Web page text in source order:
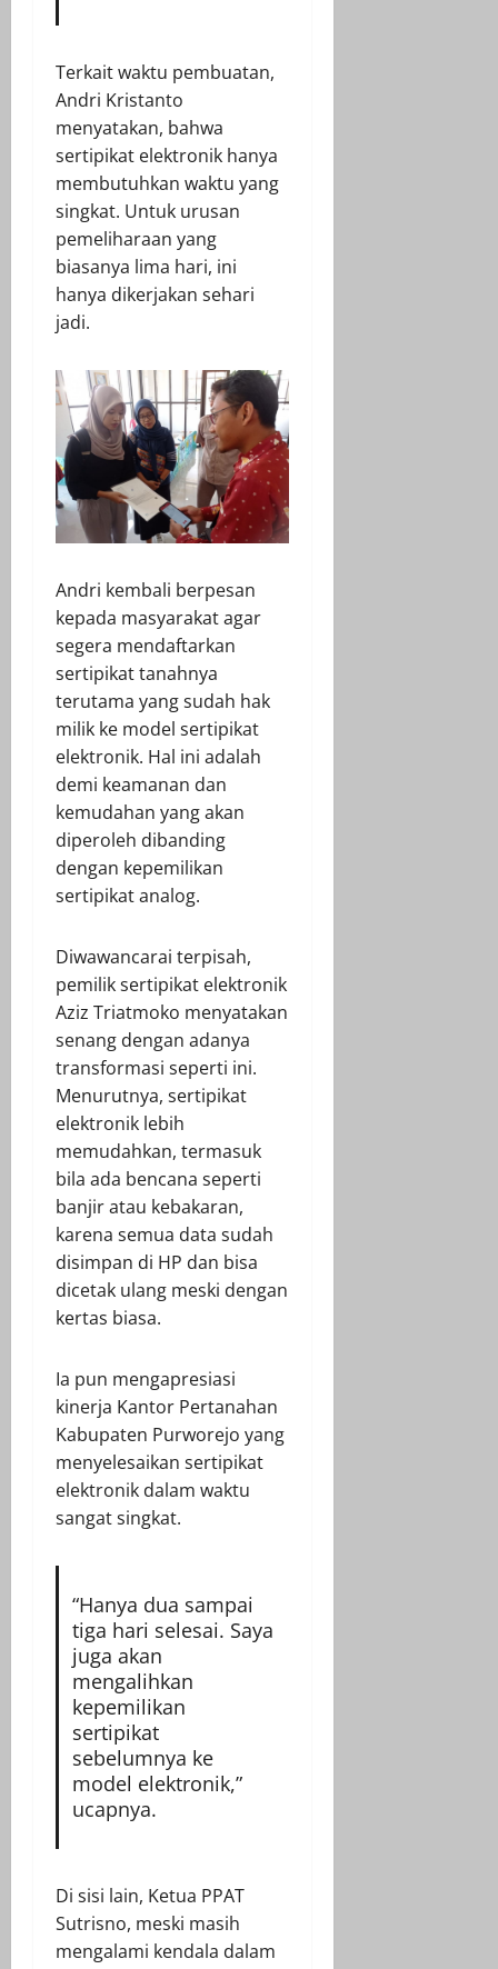
Terkait waktu pembuatan,
Andri Kristanto
menyatakan, bahwa
sertipikat elektronik hanya
membutuhkan waktu yang
singkat. Untuk urusan
pemeliharaan yang
biasanya lima hari, ini
hanya dikerjakan sehari
jadi.
Andri kembali berpesan
kepada masyarakat agar
segera mendaftarkan
sertipikat tanahnya
terutama yang sudah hak
milik ke model sertipikat
elektronik. Hal ini adalah
demi keamanan dan
kemudahan yang akan
diperoleh dibanding
dengan kepemilikan
sertipikat analog.
Diwawancarai terpisah,
pemilik sertipikat elektronik
Aziz Triatmoko menyatakan
senang dengan adanya
transformasi seperti ini.
Menurutnya, sertipikat
elektronik lebih
memudahkan, termasuk
bila ada bencana seperti
banjir atau kebakaran,
karena semua data sudah
disimpan di HP dan bisa
dicetak ulang meski dengan
kertas biasa.
Ia pun mengapresiasi
kinerja Kantor Pertanahan
Kabupaten Purworejo yang
menyelesaikan sertipikat
elektronik dalam waktu
sangat singkat.
“Hanya dua sampai
tiga hari selesai. Saya
juga akan
mengalihkan
kepemilikan
sertipikat
sebelumnya ke
model elektronik,”
ucapnya.
Di sisi lain, Ketua PPAT
Sutrisno, meski masih
mengalami kendala dalam